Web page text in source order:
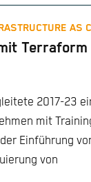
AS
2017-23
mit
Einführung
von